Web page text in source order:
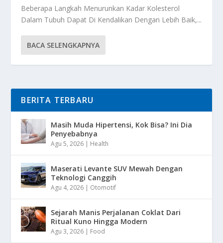
Beberapa Langkah Menurunkan Kadar Kolesterol
Dalam Tubuh Dapat Di Kendalikan Dengan Lebih Baik,...
BACA SELENGKAPNYA
BERITA TERBARU
Masih Muda Hipertensi, Kok Bisa? Ini Dia
Penyebabnya
Agu 5, 2026 | Health
Maserati Levante SUV Mewah Dengan
Teknologi Canggih
Agu 4, 2026 | Otomotif
Sejarah Manis Perjalanan Coklat Dari
Ritual Kuno Hingga Modern
Agu 3, 2026 | Food